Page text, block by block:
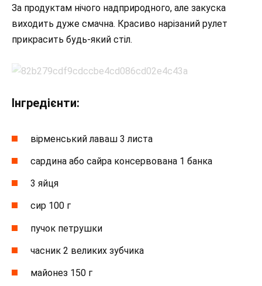
За продуктам нічого надприродного, але закуска
виходить дуже смачна. Красиво нарізаний рулет
прикрасить будь-який стіл.
Інгредієнти:
вірменський лаваш 3 листа
сардина або сайра консервована 1 банка
3 яйця
сир 100 г
пучок петрушки
часник 2 великих зубчика
майонез 150 г